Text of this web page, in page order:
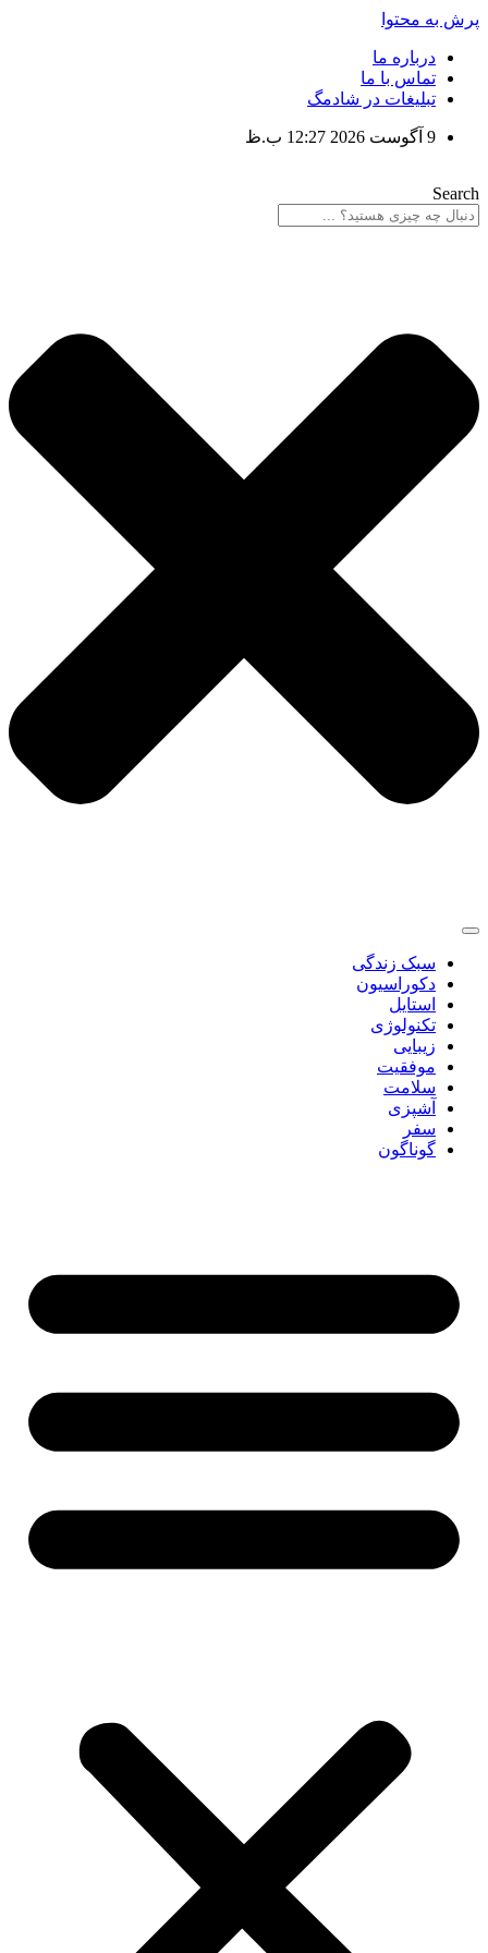
پرش به محتوا
درباره ما
تماس با ما
تبلیغات در شادمگ
9 آگوست 2026 12:27 ب.ظ
Search
سبک زندگی
دکوراسیون
استایل
تکنولوژی
زیبایی
موفقیت
سلامت
آشپزی
سفر
گوناگون